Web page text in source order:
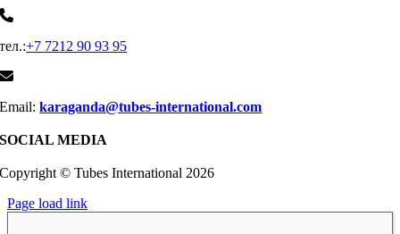
тел.:+7 7212 90 93 95
Email:karaganda@tubes-international.com
SOCIAL MEDIA
Copyright © Tubes International 2026
Page load link